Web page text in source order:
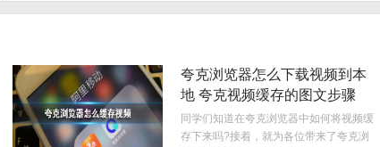
夸克浏览器怎么下载视频到本
地 夸克视频缓存的图文步骤
同学们知道在夸克浏览器中如何将视频缓
存下来吗?接着，就为各位带来了夸克浏